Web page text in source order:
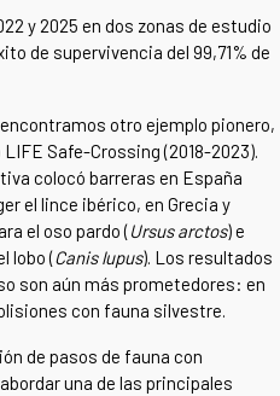
y 2025 en dos zonas de estudio
de supervivencia del 99,71% de
otro ejemplo pionero,
Safe-Crossing (2018-2023).
colocó barreras en España
el lince ibérico, en Grecia y
el oso pardo (Ursus arctos) e
lobo (Canis lupus). Los resultados
son aún más prometedores: en
con fauna silvestre.
de pasos de fauna con
una de las principales